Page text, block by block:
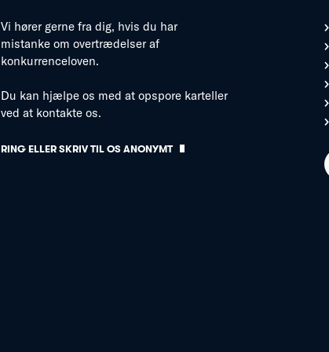
Vi hører gerne fra dig, hvis du har
mistanke om overtrædelser af
konkurrenceloven.
Du kan hjælpe os med at opspore karteller
ved at kontakte os.
RING ELLER SKRIV TIL OS ANONYMT